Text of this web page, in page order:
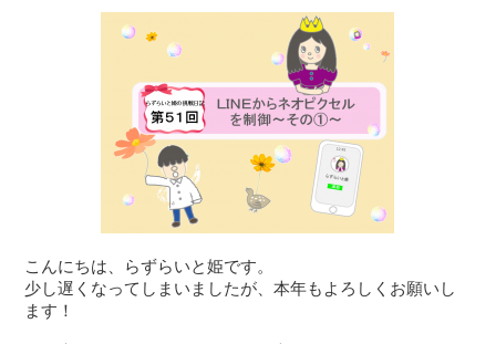
こんにちは、らずらいと姫です。
少し遅くなってしまいましたが、本年もよろしくお願いし
ます！